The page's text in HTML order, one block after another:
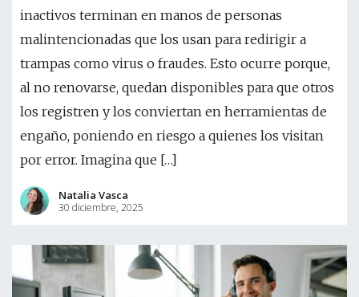
inactivos terminan en manos de personas
malintencionadas que los usan para redirigir a
trampas como virus o fraudes. Esto ocurre porque,
al no renovarse, quedan disponibles para que otros
los registren y los conviertan en herramientas de
engaño, poniendo en riesgo a quienes los visitan
por error. Imagina que […]
Natalia Vasca
30 diciembre, 2025